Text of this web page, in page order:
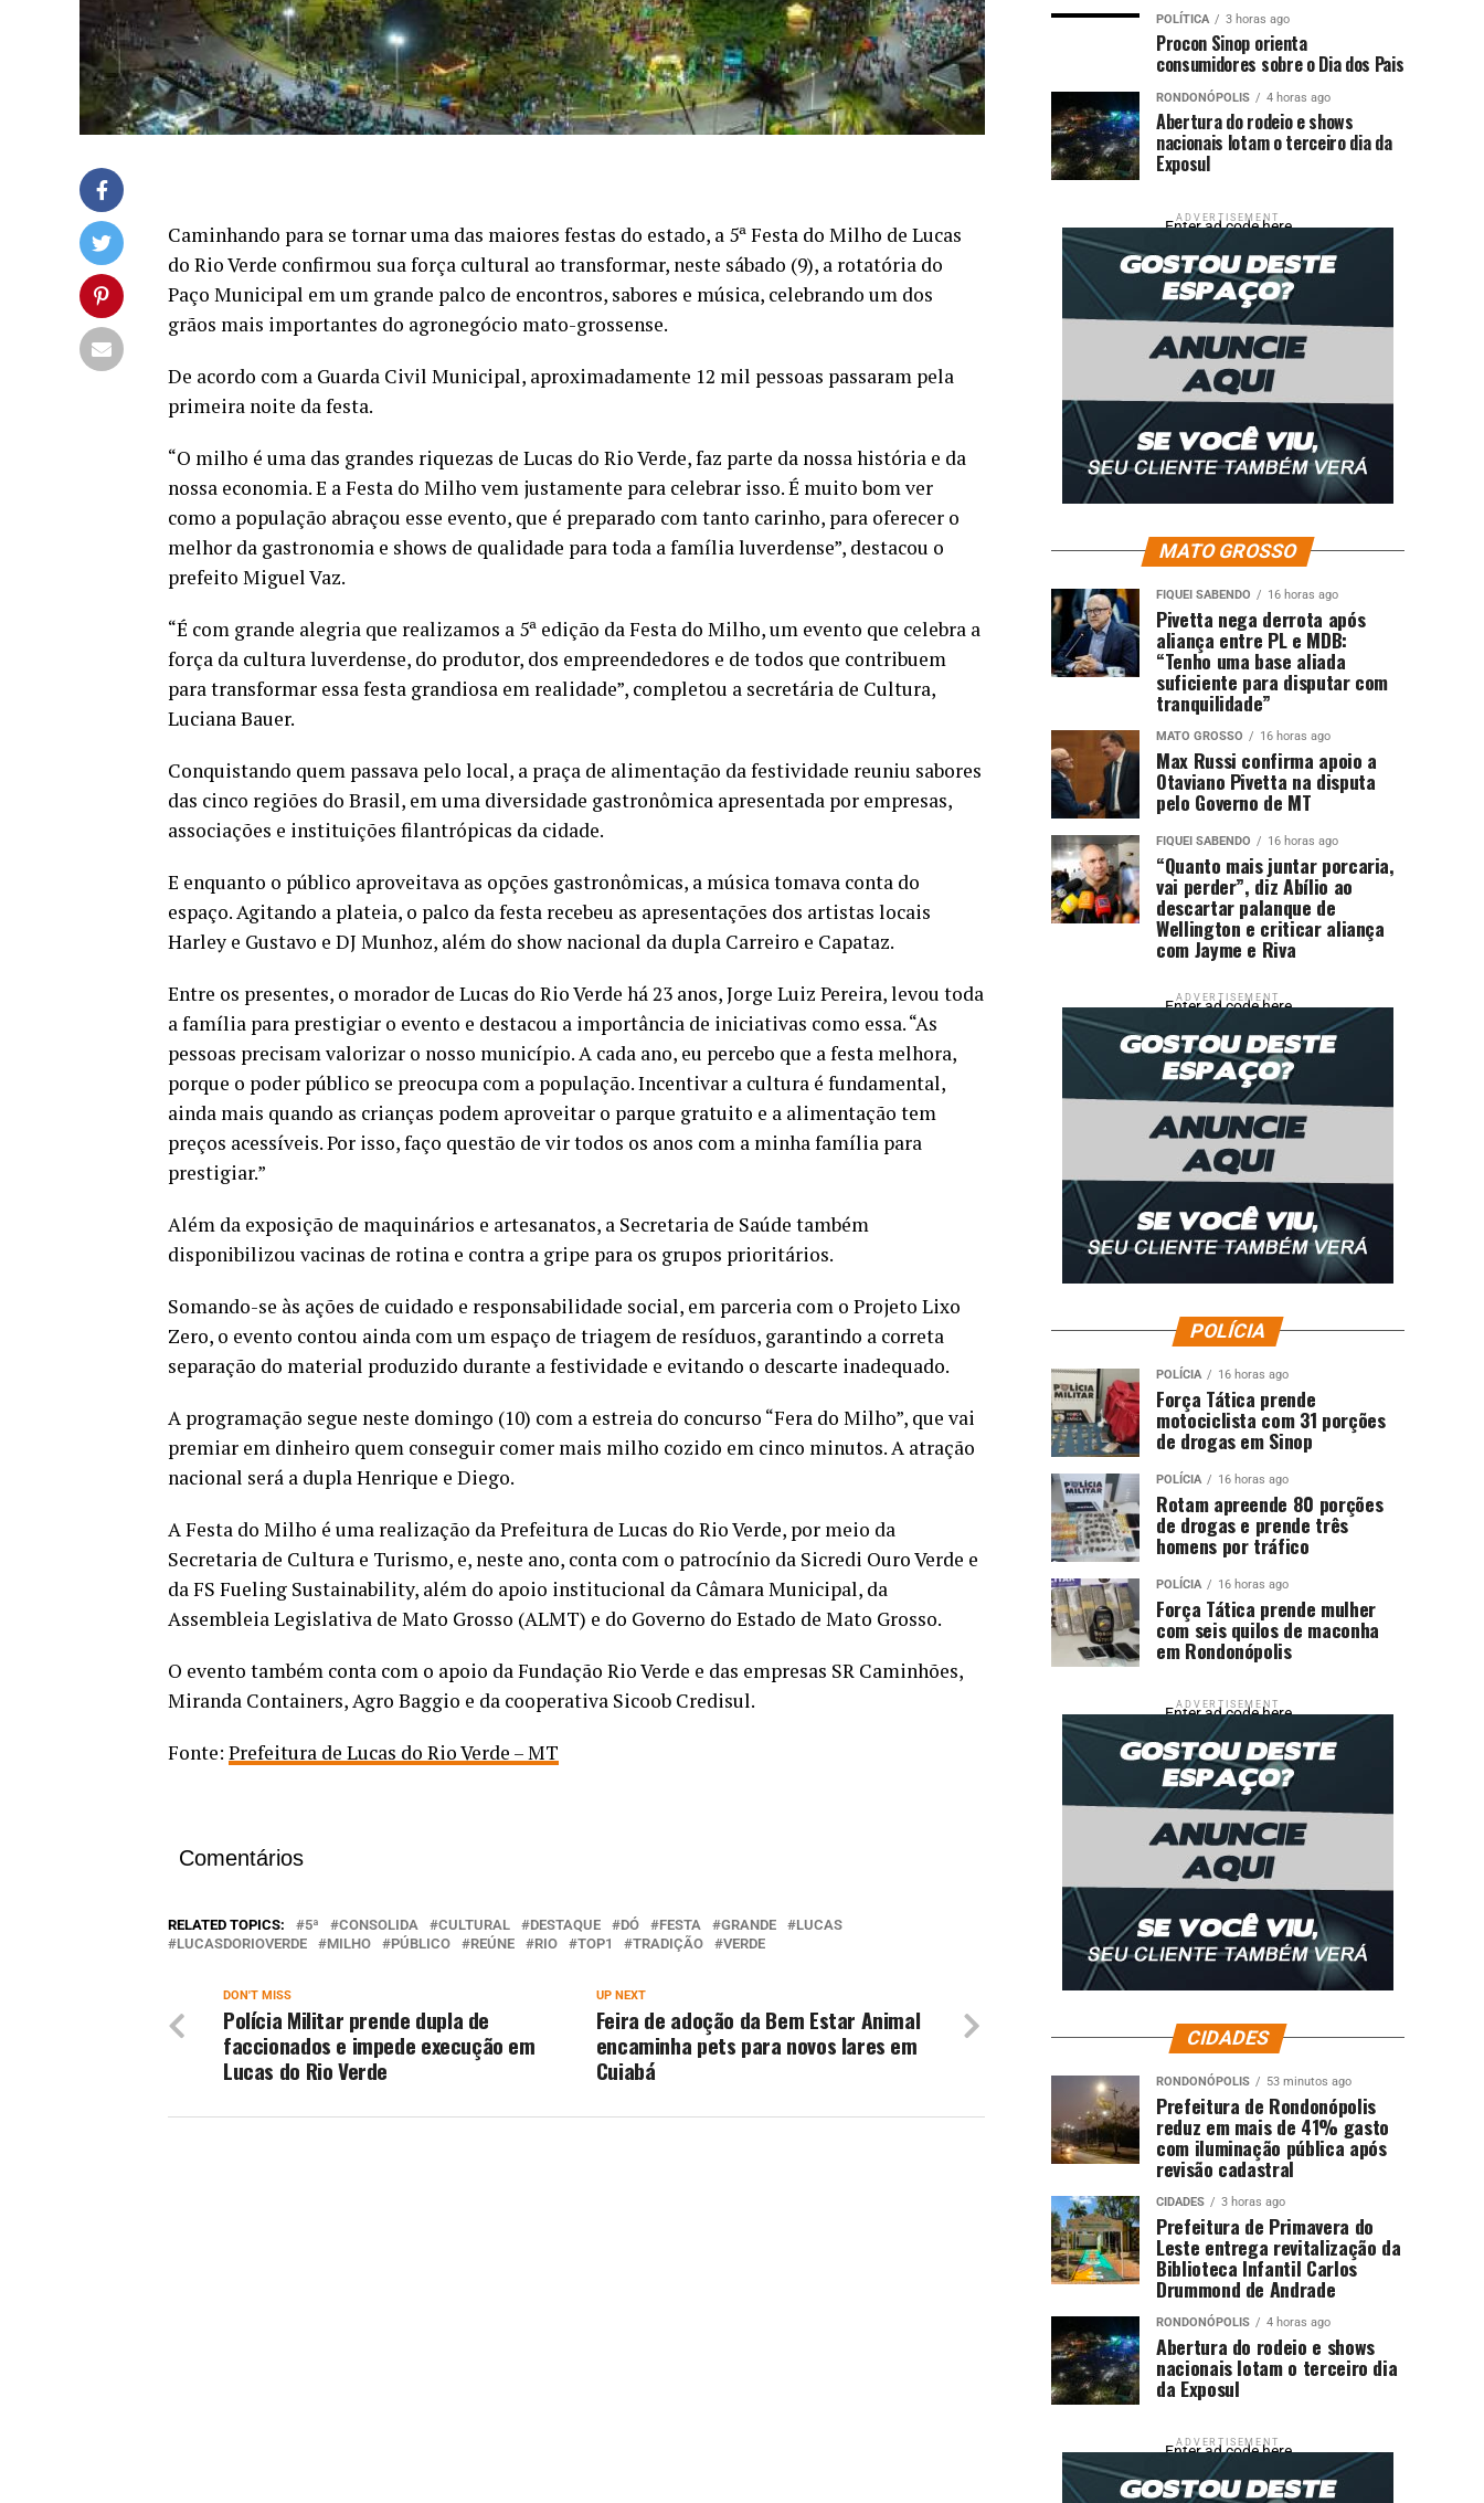
Caminhando para se tornar uma das maiores festas do estado, a 5ª Festa do Milho de Lucas
do Rio Verde confirmou sua força cultural ao transformar, neste sábado (9), a rotatória do
Paço Municipal em um grande palco de encontros, sabores e música, celebrando um dos
grãos mais importantes do agronegócio mato-grossense.
De acordo com a Guarda Civil Municipal, aproximadamente 12 mil pessoas passaram pela
primeira noite da festa.
“O milho é uma das grandes riquezas de Lucas do Rio Verde, faz parte da nossa história e da
nossa economia. E a Festa do Milho vem justamente para celebrar isso. É muito bom ver
como a população abraçou esse evento, que é preparado com tanto carinho, para oferecer o
melhor da gastronomia e shows de qualidade para toda a família luverdense”, destacou o
prefeito Miguel Vaz.
“É com grande alegria que realizamos a 5ª edição da Festa do Milho, um evento que celebra a
força da cultura luverdense, do produtor, dos empreendedores e de todos que contribuem
para transformar essa festa grandiosa em realidade”, completou a secretária de Cultura,
Luciana Bauer.
Conquistando quem passava pelo local, a praça de alimentação da festividade reuniu sabores
das cinco regiões do Brasil, em uma diversidade gastronômica apresentada por empresas,
associações e instituições filantrópicas da cidade.
E enquanto o público aproveitava as opções gastronômicas, a música tomava conta do
espaço. Agitando a plateia, o palco da festa recebeu as apresentações dos artistas locais
Harley e Gustavo e DJ Munhoz, além do show nacional da dupla Carreiro e Capataz.
Entre os presentes, o morador de Lucas do Rio Verde há 23 anos, Jorge Luiz Pereira, levou toda
a família para prestigiar o evento e destacou a importância de iniciativas como essa. “As
pessoas precisam valorizar o nosso município. A cada ano, eu percebo que a festa melhora,
porque o poder público se preocupa com a população. Incentivar a cultura é fundamental,
ainda mais quando as crianças podem aproveitar o parque gratuito e a alimentação tem
preços acessíveis. Por isso, faço questão de vir todos os anos com a minha família para
prestigiar.”
Além da exposição de maquinários e artesanatos, a Secretaria de Saúde também
disponibilizou vacinas de rotina e contra a gripe para os grupos prioritários.
Somando-se às ações de cuidado e responsabilidade social, em parceria com o Projeto Lixo
Zero, o evento contou ainda com um espaço de triagem de resíduos, garantindo a correta
separação do material produzido durante a festividade e evitando o descarte inadequado.
A programação segue neste domingo (10) com a estreia do concurso “Fera do Milho”, que vai
premiar em dinheiro quem conseguir comer mais milho cozido em cinco minutos. A atração
nacional será a dupla Henrique e Diego.
A Festa do Milho é uma realização da Prefeitura de Lucas do Rio Verde, por meio da
Secretaria de Cultura e Turismo, e, neste ano, conta com o patrocínio da Sicredi Ouro Verde e
da FS Fueling Sustainability, além do apoio institucional da Câmara Municipal, da
Assembleia Legislativa de Mato Grosso (ALMT) e do Governo do Estado de Mato Grosso.
O evento também conta com o apoio da Fundação Rio Verde e das empresas SR Caminhões,
Miranda Containers, Agro Baggio e da cooperativa Sicoob Credisul.
Fonte: Prefeitura de Lucas do Rio Verde – MT
Comentários
RELATED TOPICS: 5ª CONSOLIDA CULTURAL DESTAQUE DÓ FESTA GRANDE
LUCAS
LUCASDORIOVERDE
MILHO PÚBLICO REÚNE RIO TOP1 TRADIÇÃO VERDE
UP NEXT
Feira de adoção da Bem Estar Animal
encaminha pets para novos lares em
Cuiabá
DON'T MISS
Polícia Militar prende dupla de
faccionados e impede execução em
Lucas do Rio Verde
POLÍTICA 3 horas ago
Procon Sinop orienta
consumidores sobre o Dia dos Pais
RONDONÓPOLIS 4 horas ago
Abertura do rodeio e shows
nacionais lotam o terceiro dia da
Exposul
ADVERTISEMENT
Enter ad code here
MATO GROSSO
FIQUEI SABENDO 16 horas ago
Pivetta nega derrota após
aliança entre PL e MDB:
“Tenho uma base aliada
suficiente para disputar com
tranquilidade”
MATO GROSSO 16 horas ago
Max Russi confirma apoio a
Otaviano Pivetta na disputa
pelo Governo de MT
FIQUEI SABENDO 16 horas ago
“Quanto mais juntar porcaria,
vai perder”, diz Abílio ao
descartar palanque de
Wellington e criticar aliança
com Jayme e Riva
ADVERTISEMENT
Enter ad code here
POLÍCIA
POLÍCIA 16 horas ago
Força Tática prende
motociclista com 31 porções
de drogas em Sinop
POLÍCIA 16 horas ago
Rotam apreende 80 porções
de drogas e prende três
homens por tráfico
POLÍCIA 16 horas ago
Força Tática prende mulher
com seis quilos de maconha
em Rondonópolis
ADVERTISEMENT
Enter ad code here
CIDADES
RONDONÓPOLIS 53 minutos ago
Prefeitura de Rondonópolis
reduz em mais de 41% gasto
com iluminação pública após
revisão cadastral
CIDADES 3 horas ago
Prefeitura de Primavera do
Leste entrega revitalização da
Biblioteca Infantil Carlos
Drummond de Andrade
RONDONÓPOLIS 4 horas ago
Abertura do rodeio e shows
nacionais lotam o terceiro dia
da Exposul
ADVERTISEMENT
Enter ad code here